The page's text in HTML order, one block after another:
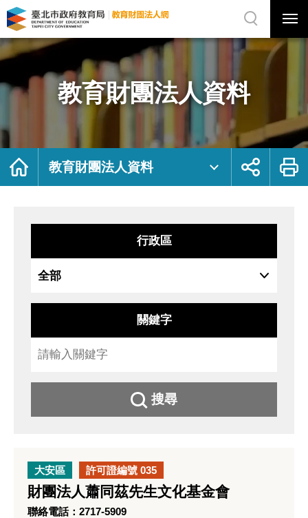
教
育
團
資
料
府
局
法
網
站
選
選
單
關
網
站
尋
教育財團法人資料
首
教育財團法人資料
展
鈕
列
行政區
關鍵字
搜尋
大安區 許可證編號 035
財團法人蕭同茲先生文化基金會
聯絡電話：2717-5909